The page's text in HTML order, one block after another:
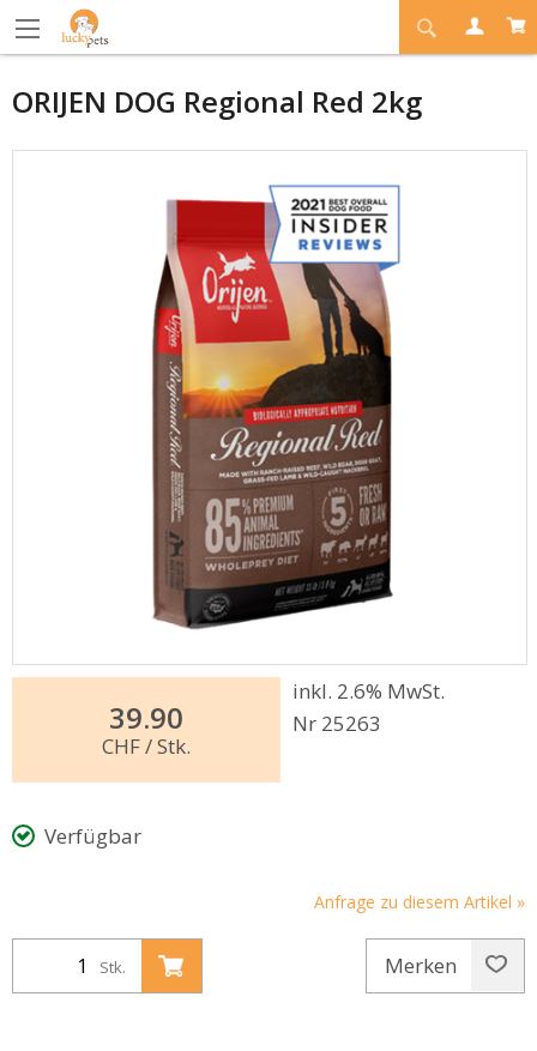
ORIJEN DOG Regional Red 2kg
39.90
CHF/ Stk.
inkl. 2.6% MwSt.
Nr 25263
Verfügbar
Anfrage zu diesem Artikel »
Stk. Merken